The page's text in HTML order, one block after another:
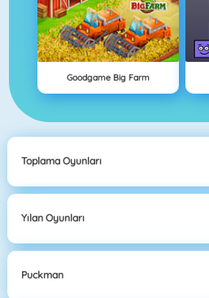
Goodgame Big Farm
Toplama Oyunları
Yılan Oyunları
Puckman